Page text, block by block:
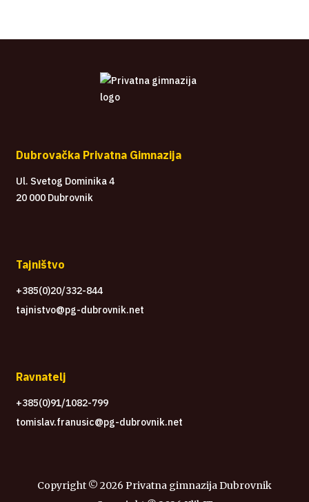
Dubrovačka Privatna Gimnazija
Ul. Svetog Dominika 4
20 000 Dubrovnik
Tajništvo
+385(0)20/332-844
tajnistvo@pg-dubrovnik.net
Ravnatelj
+385(0)91/1082-799
tomislav.franusic@pg-dubrovnik.net
Copyright © 2026 Privatna gimnazija Dubrovnik